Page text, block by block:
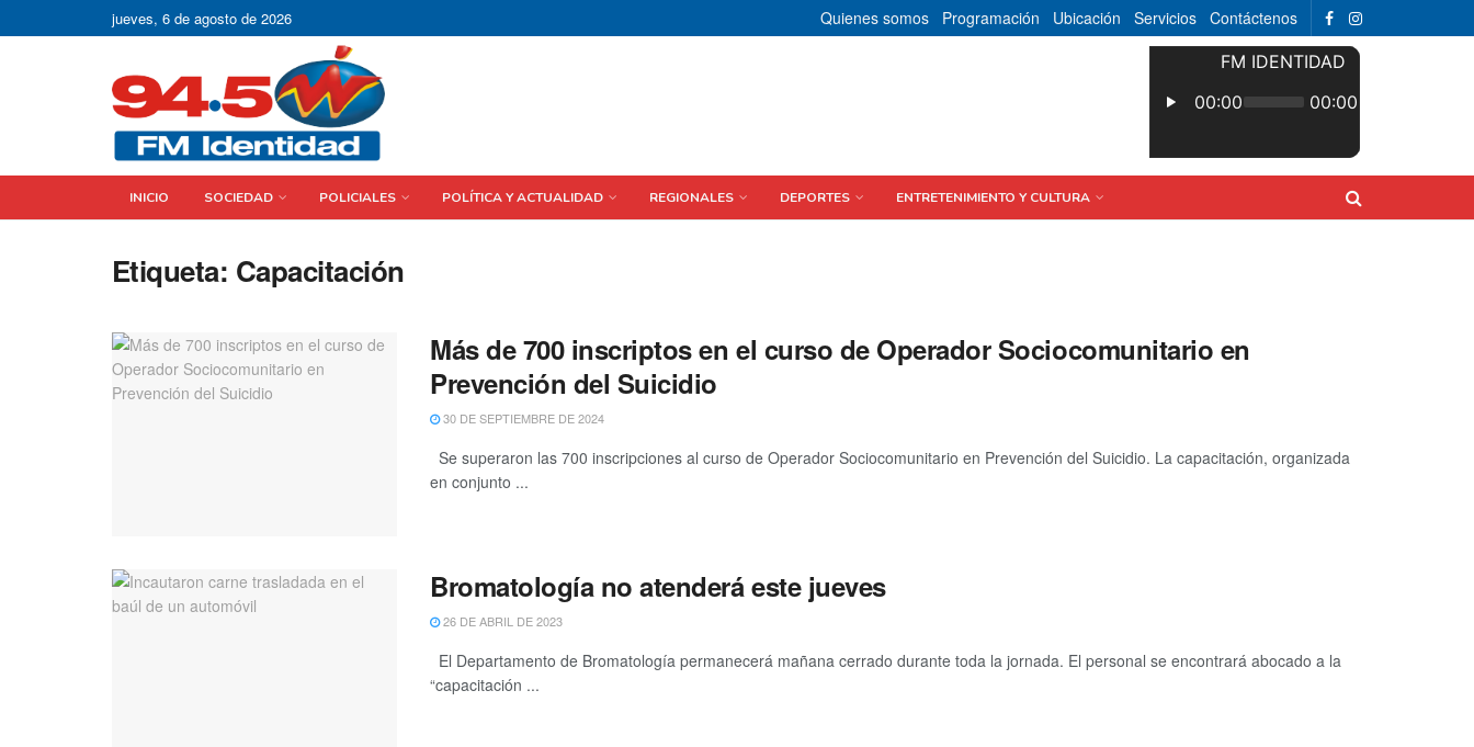
jueves, 6 de agosto de 2026 Quienes somos Programación Ubicación Servicios Contáctenos
INICIO SOCIEDAD POLICIALES POLÍTICA Y ACTUALIDAD REGIONALES DEPORTES ENTRETENIMIENTO Y CULTURA
Etiqueta: Capacitación
Más de 700 inscriptos en el curso de Operador Sociocomunitario en
Prevención del Suicidio
30 DE SEPTIEMBRE DE 2024
Se superaron las 700 inscripciones al curso de Operador Sociocomunitario en Prevención del Suicidio. La capacitación, organizada
en conjunto ...
Bromatología no atenderá este jueves
26 DE ABRIL DE 2023
El Departamento de Bromatología permanecerá mañana cerrado durante toda la jornada. El personal se encontrará abocado a la
“capacitación ...